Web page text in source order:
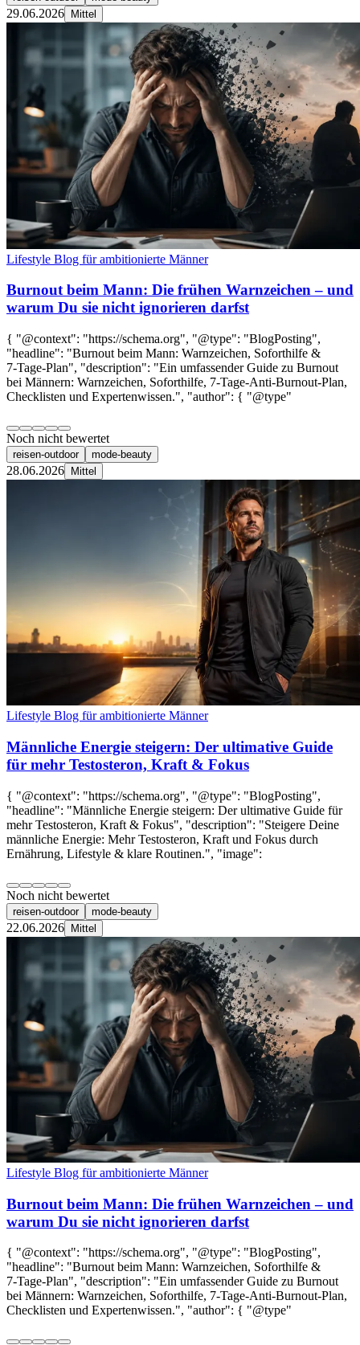
29.06.2026 Mittel
Lifestyle Blog für ambitionierte Männer
Burnout beim Mann: Die frühen Warnzeichen – und
warum Du sie nicht ignorieren darfst
{ "@context": "https://schema.org", "@type": "BlogPosting",
"headline": "Burnout beim Mann: Warnzeichen, Soforthilfe &
7‑Tage‑Plan", "description": "Ein umfassender Guide zu Burnout
bei Männern: Warnzeichen, Soforthilfe, 7‑Tage‑Anti‑Burnout‑Plan,
Checklisten und Expertenwissen.", "author": { "@type"
Noch nicht bewertet
reisen-outdoor mode-beauty
28.06.2026 Mittel
Lifestyle Blog für ambitionierte Männer
Männliche Energie steigern: Der ultimative Guide
für mehr Testosteron, Kraft & Fokus
{ "@context": "https://schema.org", "@type": "BlogPosting",
"headline": "Männliche Energie steigern: Der ultimative Guide für
mehr Testosteron, Kraft & Fokus", "description": "Steigere Deine
männliche Energie: Mehr Testosteron, Kraft und Fokus durch
Ernährung, Lifestyle & klare Routinen.", "image":
Noch nicht bewertet
reisen-outdoor mode-beauty
22.06.2026 Mittel
Lifestyle Blog für ambitionierte Männer
Burnout beim Mann: Die frühen Warnzeichen – und
warum Du sie nicht ignorieren darfst
{ "@context": "https://schema.org", "@type": "BlogPosting",
"headline": "Burnout beim Mann: Warnzeichen, Soforthilfe &
7‑Tage‑Plan", "description": "Ein umfassender Guide zu Burnout
bei Männern: Warnzeichen, Soforthilfe, 7‑Tage‑Anti‑Burnout‑Plan,
Checklisten und Expertenwissen.", "author": { "@type"